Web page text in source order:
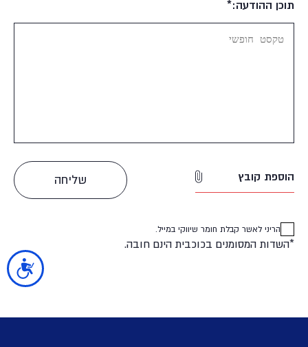
נגישות
תוכן ההודעה:*
הוספת קובץ
הריני לאשר קבלת חומר שיווקי במייל.
*השדות המסומנים בכוכבית הינם חובה.